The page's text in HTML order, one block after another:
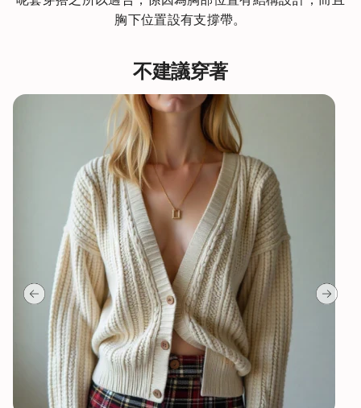
胸下位置設有支撐帶。
不建議穿著